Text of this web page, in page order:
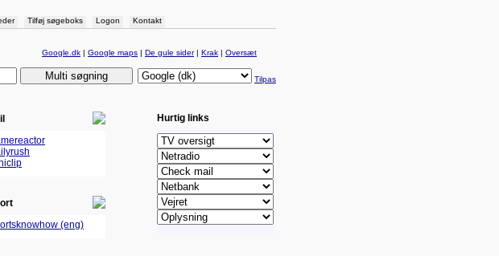
Tilføj søgeboks Logon Kontakt
Google.dk | Google maps | De gule sider| Krak | Oversæt
Tilpas
(eng)
Hurtig links